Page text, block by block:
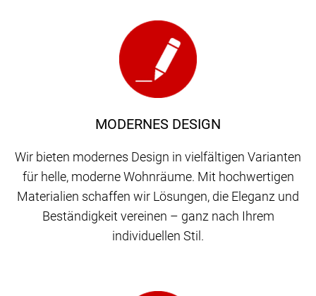
MODERNES DESIGN
Wir bieten modernes Design in vielfältigen Varianten
für helle, moderne Wohnräume. Mit hochwertigen
Materialien schaffen wir Lösungen, die Eleganz und
Beständigkeit vereinen – ganz nach Ihrem
individuellen Stil.